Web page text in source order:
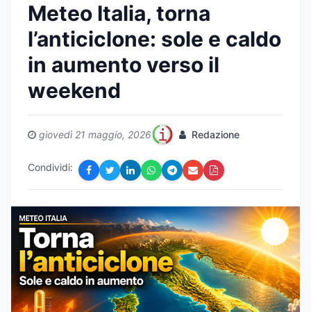
Meteo Italia, torna
l’anticiclone: sole e caldo
in aumento verso il
weekend
giovedì 21 maggio, 2026 Redazione
Condividi: